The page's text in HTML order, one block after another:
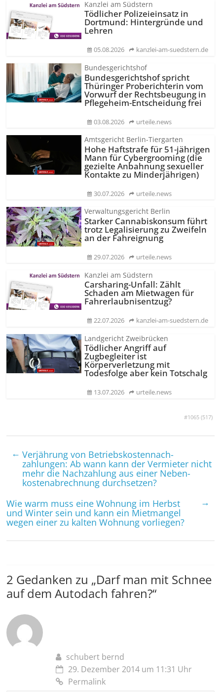
#1065 (517)
Kanzlei am Südstern
Tödlicher Polizeieinsatz in
Dortmund: Hintergründe und
Lehren
05.08.2026 kanzlei-am-suedstern.de
Bundesgerichtshof
Bundesgerichtshof spricht
Thüringer Proberichterin vom
Vorwurf der Rechtsbeugung in
Pflegeheim-Entscheidung frei
03.08.2026 urteile.news
Amtsgericht Berlin-Tiergarten
Hohe Haftstrafe für 51-jährigen
Mann für Cybergrooming (die
gezielte Anbahnung sexueller
Kontakte zu Minderjährigen)
30.07.2026 urteile.news
Verwaltungsgericht Berlin
Starker Cannabiskonsum führt
trotz Legalisierung zu Zweifeln
an der Fahreignung
29.07.2026 urteile.news
Kanzlei am Südstern
Carsharing-Unfall: Zählt
Schaden am Mietwagen für
Fahrerlaubnisentzug?
22.07.2026 kanzlei-am-suedstern.de
Landgericht Zweibrücken
Tödlicher Angriff auf
Zugbegleiter ist
Körperverletzung mit
Todesfolge aber kein Totschalg
13.07.2026 urteile.news
← Verjährung von Betriebs­kosten­nach­
zahlungen: Ab wann kann der Vermieter nicht
mehr die Nach­zahlung aus einer Neben­
kosten­abrechnung durchsetzen?
Wie warm muss eine Wohnung im Herbst
und Winter sein und kann ein Mietmangel
wegen einer zu kalten Wohnung vorliegen?
→
2 Gedanken zu „Darf man mit Schnee
auf dem Autodach fahren?“
schubert bernd
29. Dezember 2014 um 11:31 Uhr
Permalink